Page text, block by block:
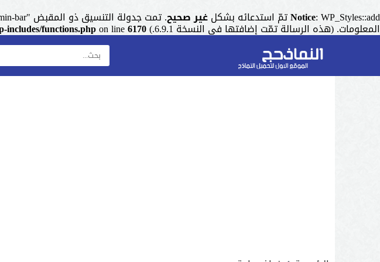
Notice: WP_Styles::add تمّ استدعائه بشكل غير صحيح. تمت جدولة التنسيق ذو المقبض "admin-bar" مع تبعيات غير مسجلة: dashicons. من فضلك اطلع على
المعلومات. (هذه الرسالة تمّت إضافتها في النسخة 6.9.1.) in includes/functions.phpon line6170